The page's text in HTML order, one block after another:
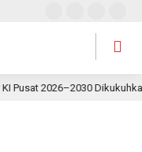
2026–2030 Dikukuhkan,